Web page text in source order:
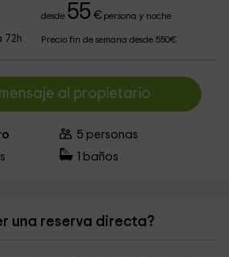
desde 55 €persona y noche
72h Precio fin de semana desde 550€
al propietario
5 personas
baños
una reserva directa?